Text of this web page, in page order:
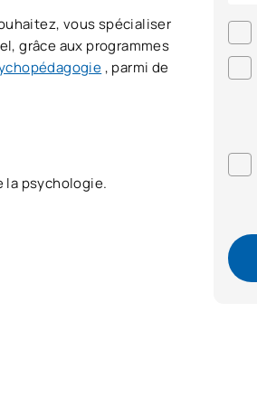
vous spécialiser
grâce aux programmes
, parmi de
la psychologie.